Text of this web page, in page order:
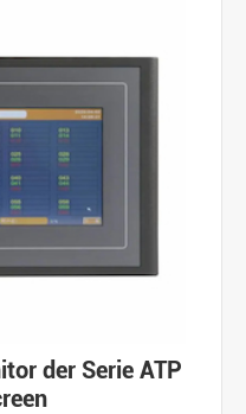
der Serie ATP